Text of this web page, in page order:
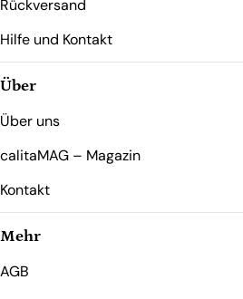
Rückversand
Hilfe und Kontakt
Über
Über uns
calitaMAG – Magazin
Kontakt
Mehr
AGB